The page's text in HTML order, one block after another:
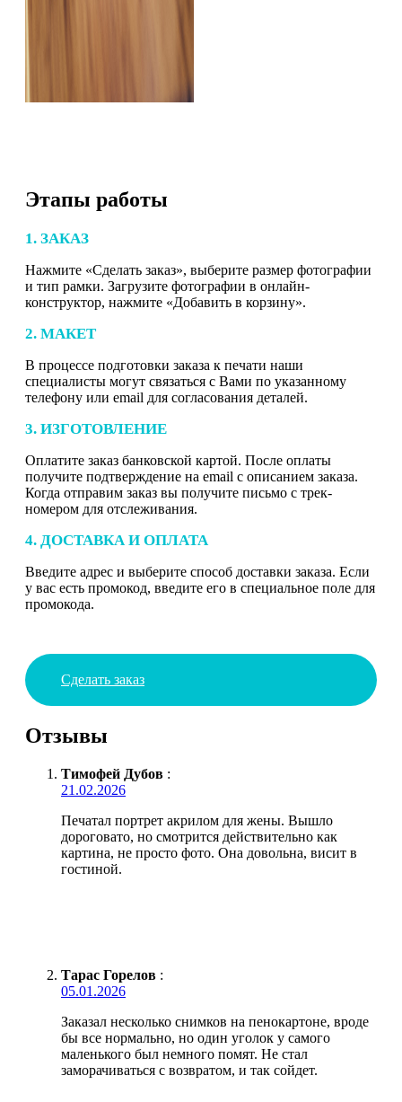
Этапы работы
1. ЗАКАЗ
Нажмите «Сделать заказ», выберите размер фотографии
и тип рамки. Загрузите фотографии в онлайн-
конструктор, нажмите «Добавить в корзину».
2. МАКЕТ
В процессе подготовки заказа к печати наши
специалисты могут связаться с Вами по указанному
телефону или email для согласования деталей.
3. ИЗГОТОВЛЕНИЕ
Оплатите заказ банковской картой. После оплаты
получите подтверждение на email с описанием заказа.
Когда отправим заказ вы получите письмо с трек-
номером для отслеживания.
4. ДОСТАВКА И ОПЛАТА
Введите адрес и выберите способ доставки заказа. Если
у вас есть промокод, введите его в специальное поле для
промокода.
Сделать заказ
Отзывы
Тимофей Дубов :
21.02.2026
Печатал портрет акрилом для жены. Вышло
дороговато, но смотрится действительно как
картина, не просто фото. Она довольна, висит в
гостиной.
Тарас Горелов :
05.01.2026
Заказал несколько снимков на пенокартоне, вроде
бы все нормально, но один уголок у самого
маленького был немного помят. Не стал
заморачиваться с возвратом, и так сойдет.